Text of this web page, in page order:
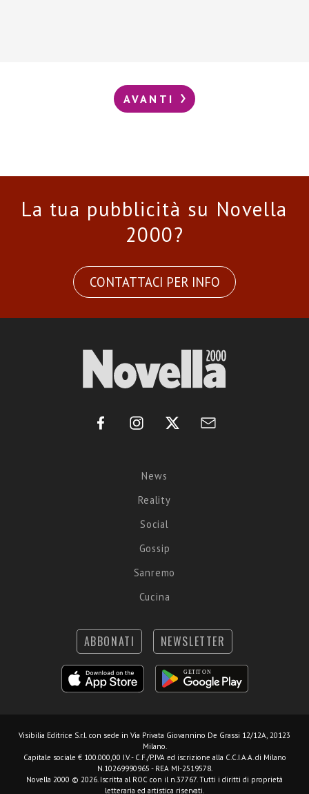
AVANTI
La tua pubblicità su Novella
2000?
CONTATTACI PER INFO
News
Reality
Social
Gossip
Sanremo
Cucina
ABBONATI NEWSLETTER
Visibilia Editrice S.r.l. con sede in Via Privata Giovannino De Grassi 12/12A, 20123
Milano.
Capitale sociale € 100.000,00 I.V. - C.F./P.IVA ed iscrizione alla C.C.I.A.A. di Milano
N.10269990965 - REA MI-2519578.
Novella 2000 © 2026. Iscritta al ROC con il n.37767. Tutti i diritti di proprietà
letteraria ed artistica riservati.